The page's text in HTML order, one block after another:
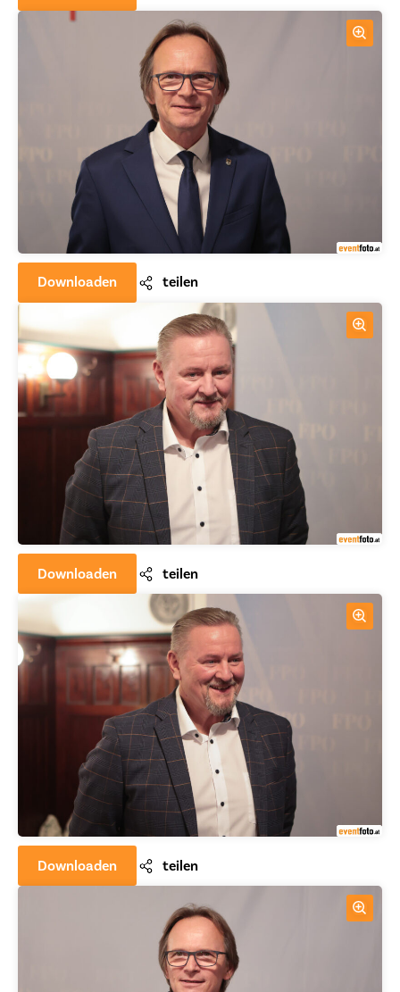
Downloaden teilen
Downloaden teilen
Downloaden teilen